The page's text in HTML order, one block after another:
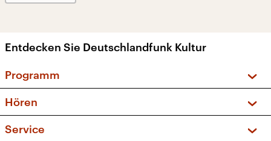
Entdecken Sie Deutschlandfunk Kultur
Programm
Sendungen und Podcasts
Musikliste
Hören
Service